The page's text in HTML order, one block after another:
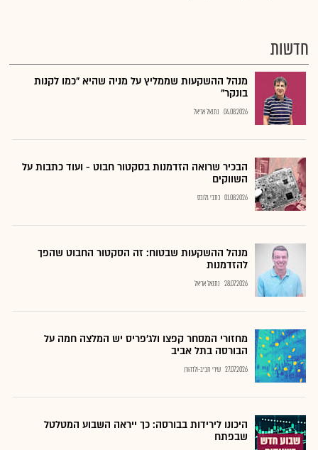
חדשות
מנהל ההשקעות שממליץ על מניה שהיא "כמו לקנות
בונקר"
04.08.2026 נתנאל אריאל
הבכיר שרואה הזדמנות בסקטור חבוט - ועוד כתבות על
השווקים
01.08.2026 כתבי גלובס
מנהל ההשקעות שבטוח: זה הסקטור החבוט שהפך
להזדמנות
28.07.2026 נתנאל אריאל
מחזורי המסחר קפצו ולג'פריס יש המלצה חמה על
הבורסה בתל אביב
27.07.2026 שירי חביב-ולדהורן
היכונו לירידות בבורסה: כך ייראה השבוע המטלטל
שבפתח